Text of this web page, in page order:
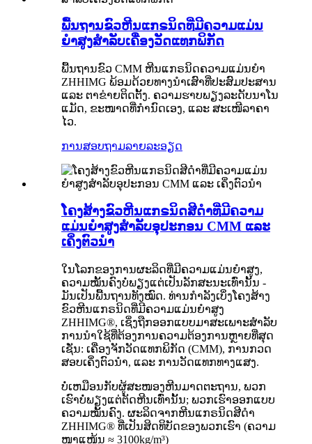
ພື້ນຖານຂົວຫີນແກຣນິດທີ່ມີຄວາມແມ່ນ
ຍໍາສູງສໍາລັບເຄື່ອງວັດແທກພິກັດ
ພື້ນຖານຂົວ CMM ຫີນແກຣນິດຄວາມແມ່ນຍໍາ
ZHHIMG ພ້ອມດ້ວຍທາງນໍາເສົາທີ່ປະສົມປະສານ
ແລະ ຕາຂ່າຍຕິດຕັ້ງ. ຄວາມຮາບພຽງລະດັບນາໂນ
ແມັດ, ຂະໜາດທີ່ກຳນົດເອງ, ແລະ ສະເໜີລາຄາ
ໄວ.
ການສອບຖາມລາຍລະອຽດ
ໂຄງສ້າງຂົວຫີນແກຣນິດສີດຳທີ່ມີຄວາມ
ແມ່ນຍໍາສູງສຳລັບອຸປະກອນ CMM ແລະ
ເຄິ່ງຕົວນຳ
ໃນໂລກຂອງການຜະລິດທີ່ມີຄວາມແມ່ນຍໍາສູງ,
ຄວາມໝັ້ນຄົງບໍ່ພຽງແຕ່ເປັນລັກສະນະເທົ່ານັ້ນ -
ມັນເປັນພື້ນຖານທັງໝົດ. ທ່ານກຳລັງເບິ່ງໂຄງສ້າງ
ຂົວຫີນແກຣນິດທີ່ມີຄວາມແມ່ນຍໍາສູງ
ZHHIMG®, ເຊິ່ງຖືກອອກແບບມາສະເພາະສຳລັບ
ການນຳໃຊ້ທີ່ຕ້ອງການຄວາມຕ້ອງການຫຼາຍທີ່ສຸດ
ເຊັ່ນ: ເຄື່ອງຈັກວັດແທກພິກັດ (CMM), ການກວດ
ສອບເຄິ່ງຕົວນຳ, ແລະ ການວັດແທກທາງແສງ.
ບໍ່ເຫມືອນກັບຜູ້ສະໜອງຫີນມາດຕະຖານ, ພວກ
ເຮົາບໍ່ພຽງແຕ່ຕັດຫີນເທົ່ານັ້ນ; ພວກເຮົາອອກແບບ
ຄວາມໝັ້ນຄົງ. ຜະລິດຈາກຫີນແກຣນິດສີດຳ
ZHHIMG® ທີ່ເປັນສິດທິບັດຂອງພວກເຮົາ (ຄວາມ
ໜາແໜ້ນ ≈ 3100kg/m³)